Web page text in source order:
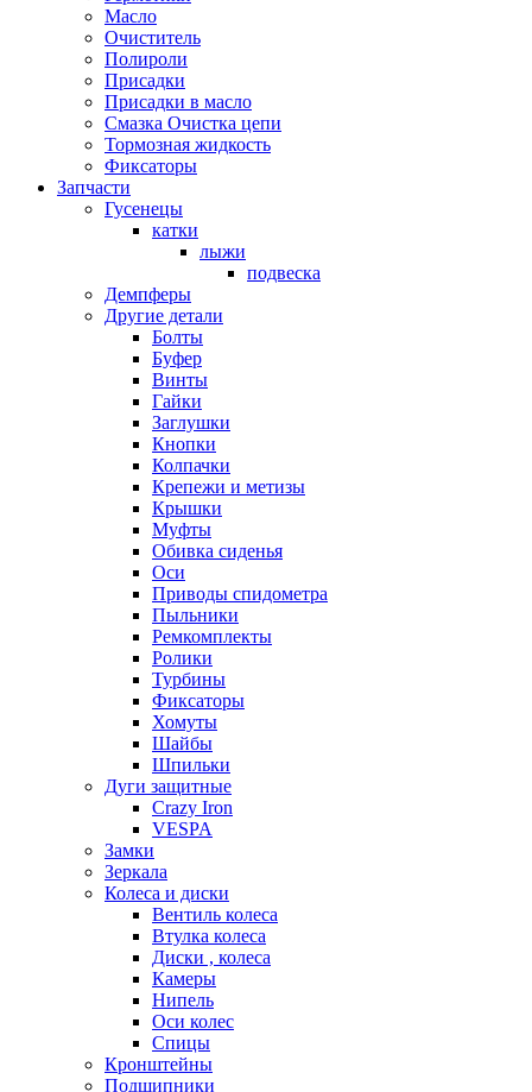
Масло
Очиститель
Полироли
Присадки
Присадки в масло
Смазка Очистка цепи
Тормозная жидкость
Фиксаторы
Запчасти
Гусенецы
катки
лыжи
подвеска
Демпферы
Другие детали
Болты
Буфер
Винты
Гайки
Заглушки
Кнопки
Колпачки
Крепежи и метизы
Крышки
Муфты
Обивка сиденья
Оси
Приводы спидометра
Пыльники
Ремкомплекты
Ролики
Турбины
Фиксаторы
Хомуты
Шайбы
Шпильки
Дуги защитные
Crazy Iron
VESPA
Замки
Зеркала
Колеса и диски
Вентиль колеса
Втулка колеса
Диски , колеса
Камеры
Нипель
Оси колес
Спицы
Кронштейны
Подшипники